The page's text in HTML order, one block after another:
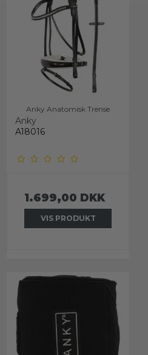
Anky Anatomisk Trense
Anky
A18016
1.699,00 DKK
VIS PRODUKT